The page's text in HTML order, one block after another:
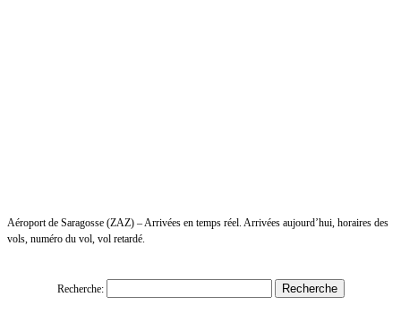
Aéroport de Saragosse (ZAZ) – Arrivées en temps réel. Arrivées aujourd’hui, horaires des
vols, numéro du vol, vol retardé.
Recherche: